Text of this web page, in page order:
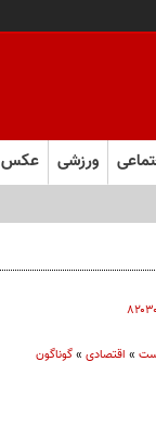
ورزشی عکس
» اقتصادی»گوناگون